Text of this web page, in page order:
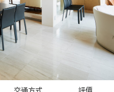
交通方式 評價